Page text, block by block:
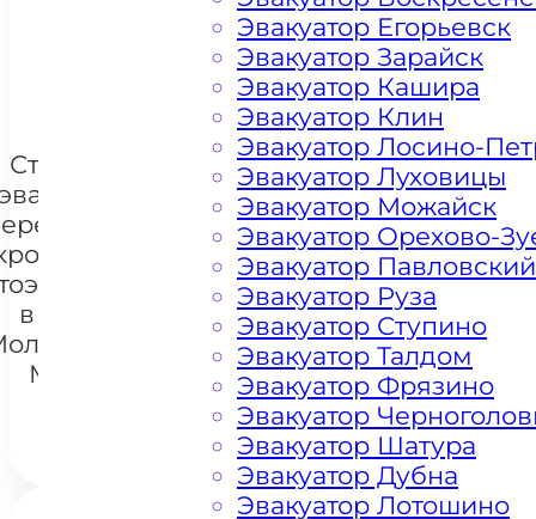
+ 100 РУБЛЕЙ ЗА КИЛОМЕТР
Стоимость
и
в районе
Москва
+7 985 222 99 01
Эвакуатор Егорьевск
Эвакуатор Зарайск
Эвакуатор Кашира
Эвакуатор Клин
Эвакуатор Лосино-
Эвакуатор Луховицы
Эвакуатор Можайск
Эвакуатор Орехово-
Эвакуатор
Эвакуатор Руза
Эвакуатор Ступино
Эвакуатор Талдом
Эвакуатор Фрязино
Эвакуатор
Эвакуатор Шатура
Эвакуатор Дубна
Эвакуатор Лотошино